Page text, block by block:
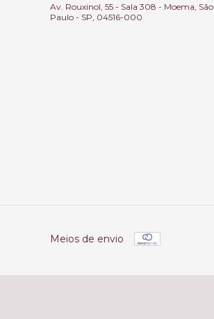
Av. Rouxinol, 55 - Sala 308 - Moema, São
Paulo - SP, 04516-000
Meios de envio